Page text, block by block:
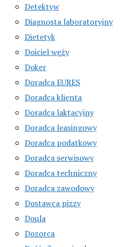
Detektyw
Diagnosta laboratoryjny
Dietetyk
Doiciel węży
Doker
Doradca EURES
Doradca klienta
Doradca laktacyjny
Doradca leasingowy
Doradca podatkowy
Doradca serwisowy
Doradca techniczny
Doradca zawodowy
Dostawca pizzy
Doula
Dozorca